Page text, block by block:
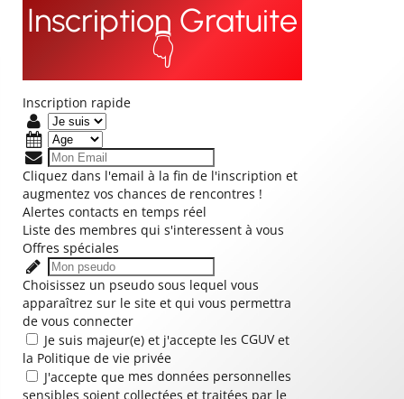
Inscription Gratuite
👇
Inscription rapide
Cliquez dans l'email à la fin de l'inscription et
augmentez vos chances de rencontres !
Alertes contacts en temps réel
Liste des membres qui s'interessent à vous
Offres spéciales
Choisissez un pseudo sous lequel vous
apparaîtrez sur le site et qui vous permettra
de vous connecter
Je suis majeur(e) et j'accepte les CGUVet
la Politique de vie privée
J'accepte que mes données personnelles
sensibles soient collectées et traitées par le